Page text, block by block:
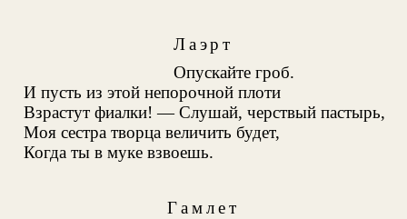
Лаэрт
Опускайте гроб.
И пусть из этой непорочной плоти
Взрастут фиалки! — Слушай, черствый пастырь,
Моя сестра творца величить будет,
Когда ты в муке взвоешь.
Гамлет